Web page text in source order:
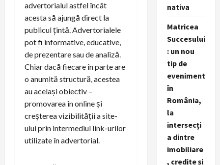
advertorialul astfel încât
acesta să ajungă direct la
publicul țintă. Advertorialele
pot fi informative, educative,
de prezentare sau de analiză.
Chiar dacă fiecare în parte are
o anumită structură, acestea
au același obiectiv –
promovarea în online și
creșterea vizibilității a site-
ului prin intermediul link-urilor
utilizate în advertorial.
nativa
Matricea
Succesului
: un nou
tip de
eveniment
în
România,
la
intersecți
a dintre
imobiliare
, credite și